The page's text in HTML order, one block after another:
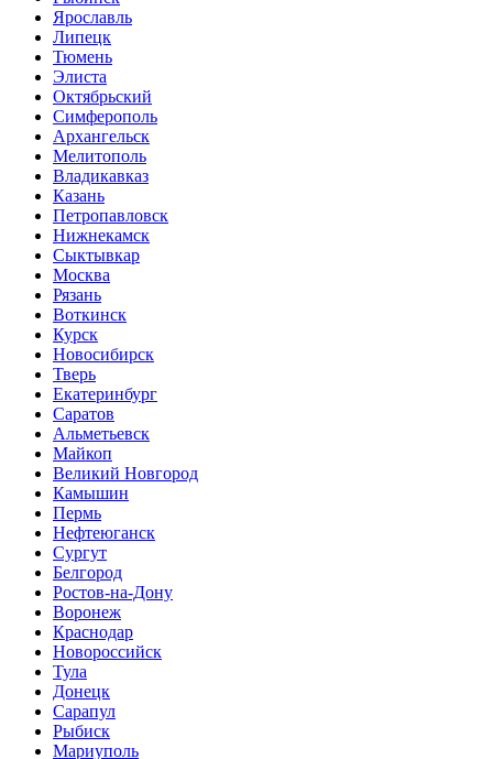
Ярославль
Липецк
Тюмень
Элиста
Октябрьский
Симферополь
Архангельск
Мелитополь
Владикавказ
Казань
Петропавловск
Нижнекамск
Сыктывкар
Москва
Рязань
Воткинск
Курск
Новосибирск
Тверь
Екатеринбург
Саратов
Альметьевск
Майкоп
Великий Новгород
Камышин
Пермь
Нефтеюганск
Сургут
Белгород
Ростов-на-Дону
Воронеж
Краснодар
Новороссийск
Тула
Донецк
Сарапул
Рыбиск
Мариуполь